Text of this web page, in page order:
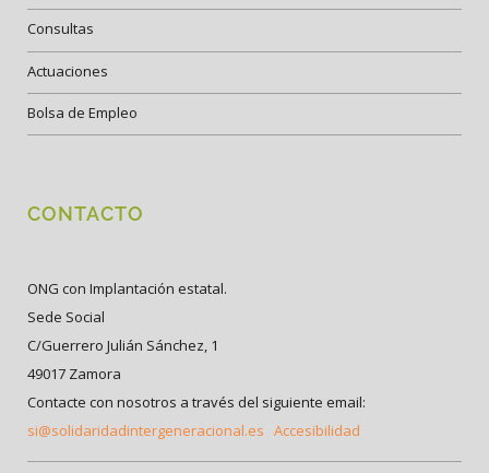
Consultas
Actuaciones
Bolsa de Empleo
CONTACTO
ONG con Implantación estatal.
Sede Social
C/Guerrero Julián Sánchez, 1
49017 Zamora
Contacte con nosotros a través del siguiente email:
si@solidaridadintergeneracional.es Accesibilidad